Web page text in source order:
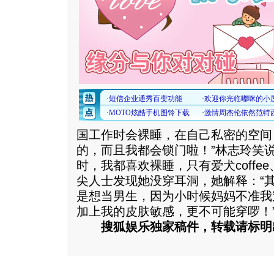
国工作时会裸睡，在自己私密的空
的，而且我都会锁门啦！”林志玲笑
时，我都喜欢裸睡，只有爱犬coffee
尖人士发现她没穿耳洞，她解释：“
是想当男生，因为小时候妈妈不准
加上我的皮肤敏感，更不可能穿啰！
搜狐娱乐独家稿件，转载请标